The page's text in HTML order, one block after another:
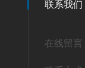
联系我们
在线留言